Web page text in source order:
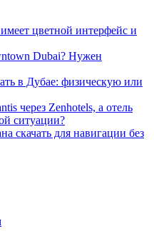
цветной интерфейс и
Dubai? Нужен
в Дубае: физическую или
через Zenhotels, а отель
ситуации?
скачать для навигации без